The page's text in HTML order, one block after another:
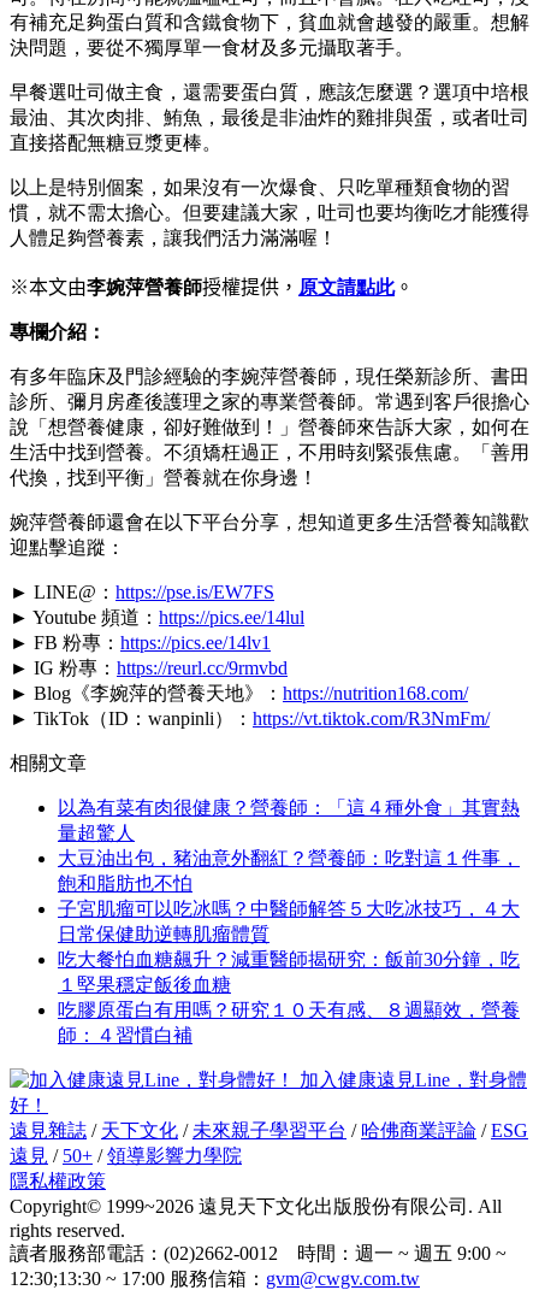
有補充足夠蛋白質和含鐵食物下，貧血就會越發的嚴重。想解
決問題，要從不獨厚單一食材及多元攝取著手。
早餐選吐司做主食，還需要蛋白質，應該怎麼選？選項中培根
最油、其次肉排、鮪魚，最後是非油炸的雞排與蛋，或者吐司
直接搭配無糖豆漿更棒。
以上是特別個案，如果沒有一次爆食、只吃單種類食物的習
慣，就不需太擔心。但要建議大家，吐司也要均衡吃才能獲得
人體足夠營養素，讓我們活力滿滿喔！
※本文由李婉萍營養師授權提供， 原文請點此。
專欄介紹：
有多年臨床及門診經驗的李婉萍營養師，現任榮新診所、書田
診所、彌月房產後護理之家的專業營養師。常遇到客戶很擔心
說「想營養健康，卻好難做到！」營養師來告訴大家，如何在
生活中找到營養。不須矯枉過正，不用時刻緊張焦慮。「善用
代換，找到平衡」營養就在你身邊！
婉萍營養師還會在以下平台分享，想知道更多生活營養知識歡
迎點擊追蹤：
► LINE@： https://pse.is/EW7FS
► Youtube 頻道： https://pics.ee/14lul
► FB 粉專： https://pics.ee/14lv1
► IG 粉專： https://reurl.cc/9rmvbd
► Blog《李婉萍的營養天地》： https://nutrition168.com/
► TikTok（ID：wanpinli）： https://vt.tiktok.com/R3NmFm/
相關文章
以為有菜有肉很健康？營養師：「這４種外食」其實熱
量超驚人
大豆油出包，豬油意外翻紅？營養師：吃對這１件事，
飽和脂肪也不怕
子宮肌瘤可以吃冰嗎？中醫師解答５大吃冰技巧，４大
日常保健助逆轉肌瘤體質
吃大餐怕血糖飆升？減重醫師揭研究：飯前30分鐘，吃
１堅果穩定飯後血糖
吃膠原蛋白有用嗎？研究１０天有感、８週顯效，營養
師：４習慣白補
加入健康遠見Line，對身體
好！
遠見雜誌 / 天下文化 / 未來親子學習平台 / 哈佛商業評論 /ESG
遠見 / 50+ /領導影響力學院
隱私權政策
Copyright© 1999~2026 遠見天下文化出版股份有限公司. All
rights reserved.
讀者服務部電話：(02)2662-0012 時間：週一 ~ 週五 9:00 ~
12:30;13:30 ~ 17:00 服務信箱： gvm@cwgv.com.tw